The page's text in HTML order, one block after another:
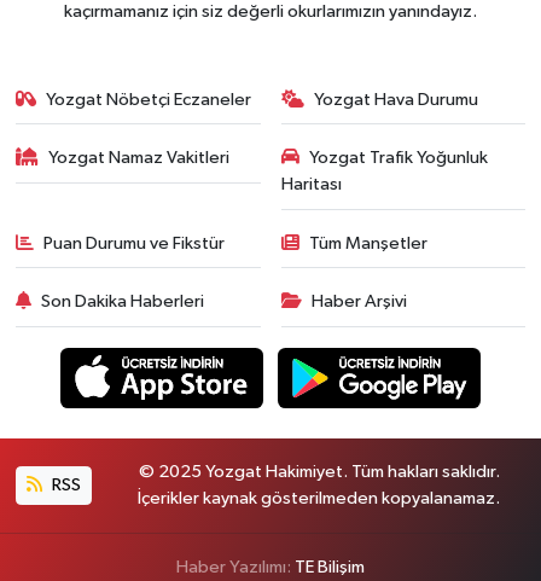
kaçırmamanız için siz değerli okurlarımızın yanındayız.
Yozgat Nöbetçi Eczaneler Yozgat Hava Durumu
Yozgat Namaz Vakitleri
Yozgat Trafik Yoğunluk
Haritası
Puan Durumu ve Fikstür Tüm Manşetler
Son Dakika Haberleri Haber Arşivi
RSS
© 2025 Yozgat Hakimiyet. Tüm hakları saklıdır.
İçerikler kaynak gösterilmeden kopyalanamaz.
Haber Yazılımı: TE Bilişim